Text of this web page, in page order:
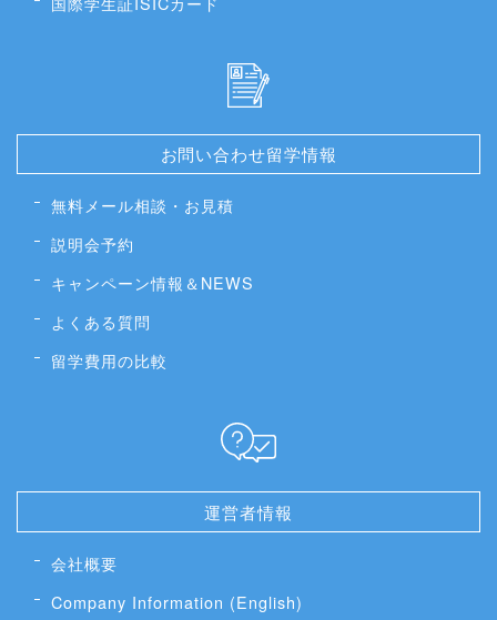
お問い合わせ留学情報
無料メール相談・お見積
説明会予約
キャンペーン情報＆NEWS
よくある質問
留学費用の比較
運営者情報
会社概要
Company Information (English)